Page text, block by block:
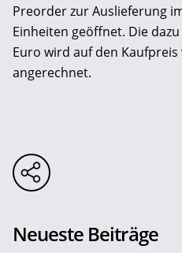
Preorder zur Auslieferung
Einheiten geöffnet. Die
Euro wird auf den Kaufpreis
angerechnet.
Neueste Beiträge